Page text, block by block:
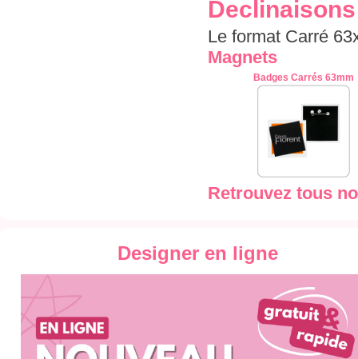
Declinaisons
Le format Carré
Magnets
Badges Carrés 63mm
Retrouvez tous
Designer en ligne